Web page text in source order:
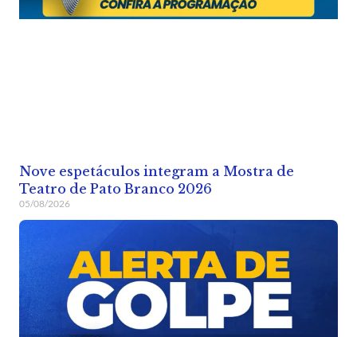
Nove espetáculos integram a Mostra de
Teatro de Pato Branco 2026
05/08/2026